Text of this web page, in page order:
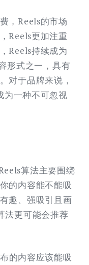
，Reels的市场
Reels更加注重
Reels持续成为
形式之一，具有
对于品牌来说，
为一种不可忽视
算法主要围绕
的内容能不能吸
趣、强吸引且画
法更可能会推荐
的内容应该能吸